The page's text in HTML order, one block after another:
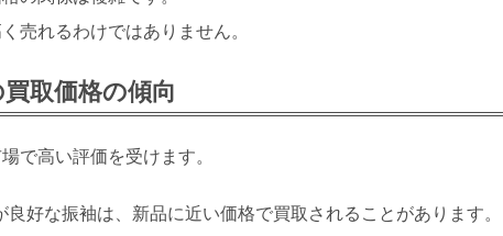
売れるわけではありません。
取価格の傾向
で高い評価を受けます。
好な振袖は、新品に近い価格で買取されることがあります。